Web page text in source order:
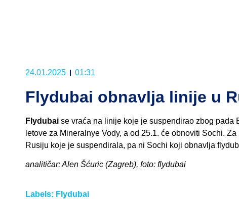
24.01.2025 01:31
Flydubai obnavlja linije u
Flydubai se vraća na linije koje je suspendirao zbog pada
letove za Mineralnye Vody, a od 25.1. će obnoviti Sochi.
Rusiju koje je suspendirala, pa ni Sochi koji obnavlja
analitičar: Alen Šćuric (Zagreb), foto: flydubai
Labels: Flydubai